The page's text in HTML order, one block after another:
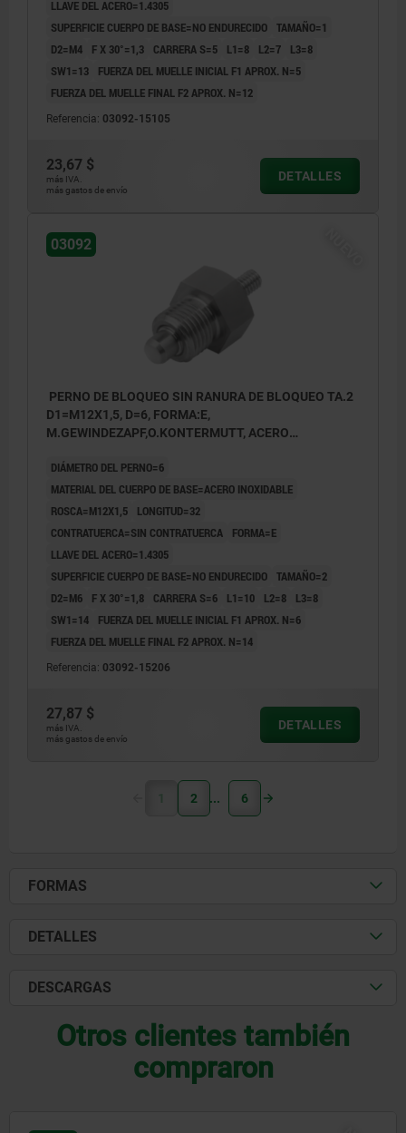
LLAVE DEL ACERO=1.4305
SUPERFICIE CUERPO DE BASE=NO ENDURECIDO TAMAÑO=1
D2=M4
F X 30°=1,3 CARRERA S=5 L1=8 L2=7
L3=8
SW1=13
FUERZA DEL MUELLE INICIAL F1 APROX. N=5
FUERZA DEL MUELLE FINAL F2 APROX. N=12
Referencia: 03092-15105
23,67 $
más IVA.
más gastos de envío
DETALLES
03092
PERNO DE BLOQUEO SIN RANURA DE BLOQUEO TA.2
D1=M12X1,5, D=6, FORMA:E,
M.GEWINDEZAPF,O.KONTERMUTT, ACERO
DIÁMETRO DEL PERNO=6
MATERIAL DEL CUERPO DE BASE=ACERO INOXIDABLE
ROSCA=M12X1,5
LONGITUD=32
CONTRATUERCA=SIN CONTRATUERCA
FORMA=E
LLAVE DEL ACERO=1.4305
SUPERFICIE CUERPO DE BASE=NO ENDURECIDO TAMAÑO=2
D2=M6
F X 30°=1,8 CARRERA S=6 L1=10 L2=8
L3=8
SW1=14
FUERZA DEL MUELLE INICIAL F1 APROX. N=6
FUERZA DEL MUELLE FINAL F2 APROX. N=14
Referencia: 03092-15206
27,87 $
más IVA.
más gastos de envío
DETALLES
1 2 6
FORMAS
DETALLES
DESCARGAS
Otros clientes también
compraron